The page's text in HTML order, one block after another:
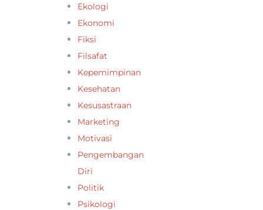
Ekologi
Ekonomi
Fiksi
Filsafat
Kepemimpinan
Kesehatan
Kesusastraan
Marketing
Motivasi
Pengembangan
Diri
Politik
Psikologi